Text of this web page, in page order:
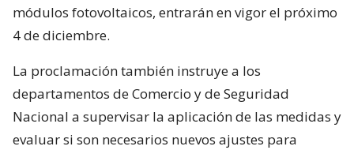
módulos fotovoltaicos, entrarán en vigor el próximo
4 de diciembre.
La proclamación también instruye a los
departamentos de Comercio y de Seguridad
Nacional a supervisar la aplicación de las medidas y
evaluar si son necesarios nuevos ajustes para